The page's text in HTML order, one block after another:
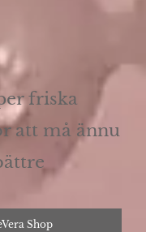
friska
att må ännu
Shop